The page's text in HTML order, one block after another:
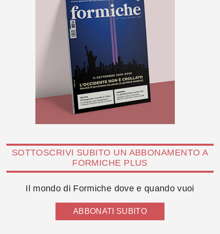
SOTTOSCRIVI SUBITO UN ABBONAMENTO A
FORMICHE PLUS
Il mondo di Formiche dove e quando vuoi
ABBONATI SUBITO